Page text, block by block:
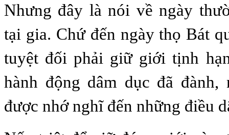
Nhưng đây là nói về ngày
tại gia. Chứ đến ngày thọ Bát
tuyệt đối phải giữ giới tịnh
hành động dâm dục đã đành,
được nhớ nghĩ đến những điều